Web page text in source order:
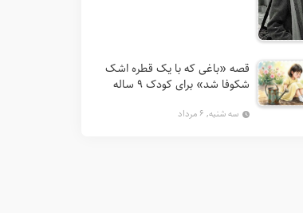
قصه «باغی که با یک قطره اشک
شکوفا شد» برای کودک ۹ ساله
سه شنبه, ۶ مرداد